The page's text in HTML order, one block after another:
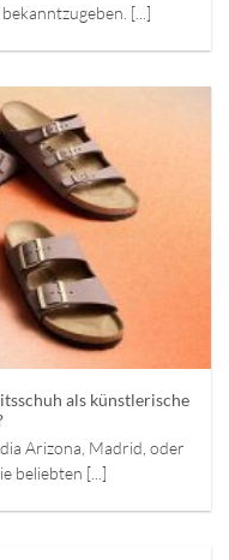
[...]
als künstlerische
Arizona, Madrid, oder
beliebten [...]